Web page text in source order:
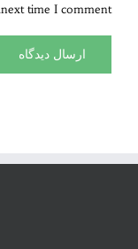
next time I comment.